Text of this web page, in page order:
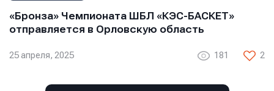
«Бронза» Чемпионата ШБЛ «КЭС-БАСКЕТ»
отправляется в Орловскую область
25 апреля, 2025 181 2